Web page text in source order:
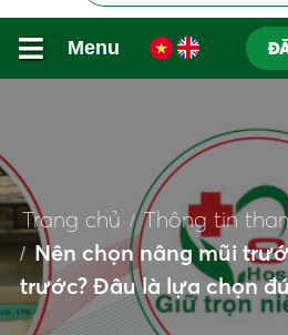
Menu
Trang chủ Thông tin
Nên chọn nâng mũi
trước? Đâu là lựa chọn